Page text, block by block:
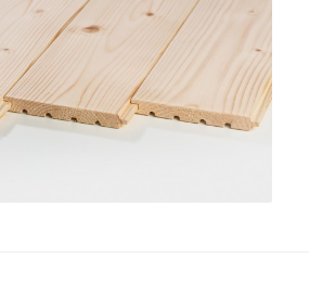
Perline e piallati
HASSLACHER